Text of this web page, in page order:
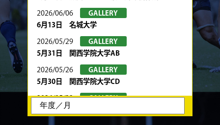
2026/06/06
GALLERY
6月13日 名城大学
2026/05/29
GALLERY
5月31日 関西学院大学AB
2026/05/26
GALLERY
5月30日 関西学院大学CD
2026/05/22
GALLERY
5月24日 春季トーナメント 京都産業大学